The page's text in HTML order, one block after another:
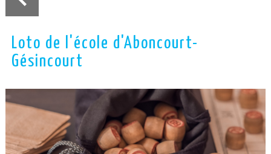
Loto de l'école d'Aboncourt-
Gésincourt